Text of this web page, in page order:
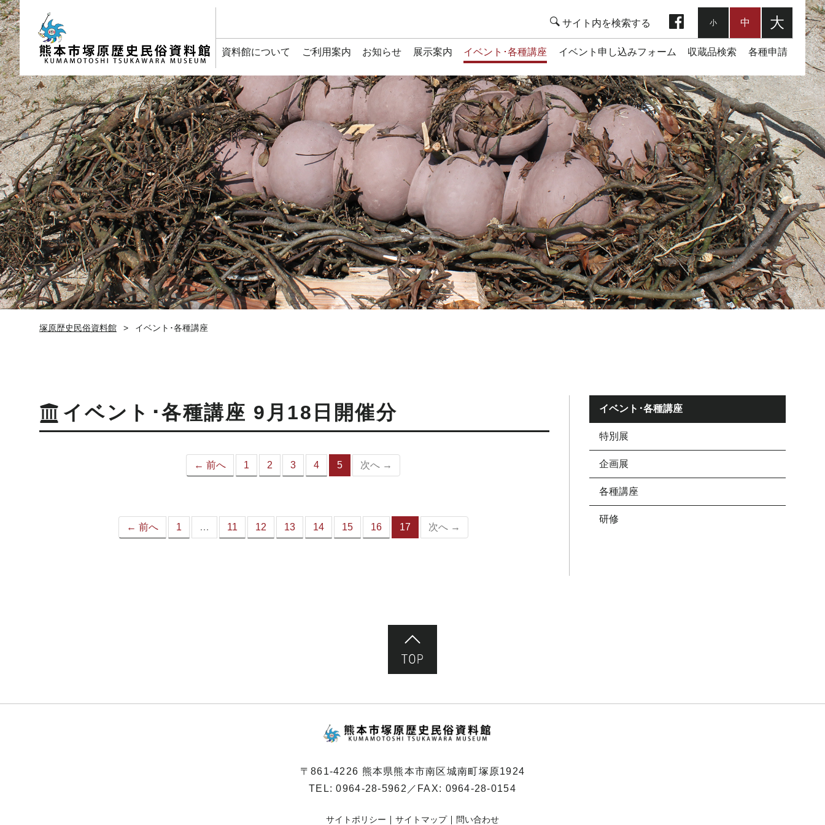
資料館について ご利用案内 お知らせ 展示案内 イベント･各種講座 イベント申し込みフォーム 収蔵品検索 各種申請
小 中 大
塚原歴史民俗資料館 イベント･各種講座
イベント･各種講座 9月18日開催分
← 前へ 1 2 3 4 5
（こ
ジ）
次へ →
← 前へ 1 … 11 12 13 14 15 16 17
（こ次へ →
イベント･各種講座
特別展
企画展
各種講座
研修
〒861-4226 熊本県熊本市南区城南町塚原1924
TEL:0964-28-5962 ／FAX: 0964-28-0154
サイトポリシー サイトマップ 問い合わせ